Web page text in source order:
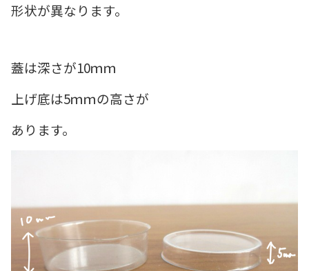
形状が異なります。
蓋は深さが10ｍｍ
上げ底は5ｍｍの高さが
あります。